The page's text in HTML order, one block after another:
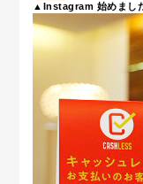
▲Instagram 始めまし